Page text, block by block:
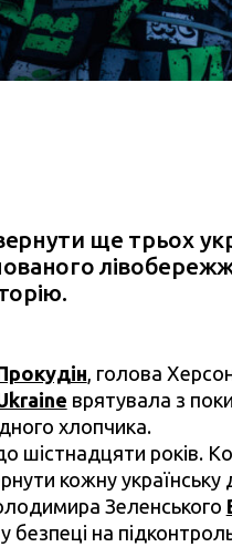
ще трьох
, голова
врятувала з
хлопчика.
шістнадцяти років.
кожну українську
Зеленського
на